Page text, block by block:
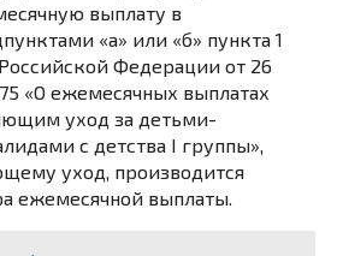
выплату в
«а» или «б» пункта 1
Федерации от 26
«О ежемесячных выплатах
уход за детьми-
с детства I группы»,
уход, производится
ежемесячной выплаты.